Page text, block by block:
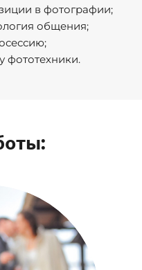
в фотографии;
общения;
фототехники.